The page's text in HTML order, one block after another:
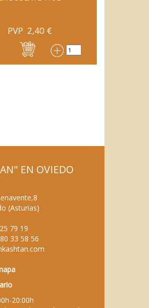
PVP 2,40 €
EN OVIEDO
(Asturias)
79 19
33 58 56
20:00h